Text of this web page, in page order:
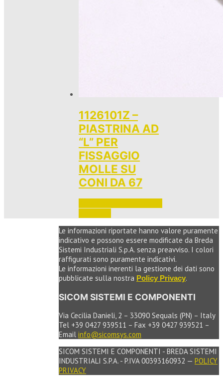
1126101Z –
PIASTRINA AD
“L” PER
FISSAGGIO
MOLLE SU
CONI DA 67
Le informazioni riportate hanno valore puramente
indicativo e possono essere modificate da Breda
Sistemi Industriali S.p.A. senza preavviso. I colori
raffigurati sono puramente indicativi.
Le informazioni inerenti la gestione dei dati sono
pubblicate sulla nostra Policy Privacy.
SICOM SISTEMI E COMPONENTI
Via Cecilia Danieli, 2 – 33090 Sequals (PN) – Italy
Tel +39 0427 939511 – Fax +39 0427 939521 –
Email info@sicomsys.com
SICOM SISTEMI E COMPONENTI - BREDA SISTEMI
INDUSTRIALI S.P.A. - P.IVA 00393160932 — POLICY
PRIVACY